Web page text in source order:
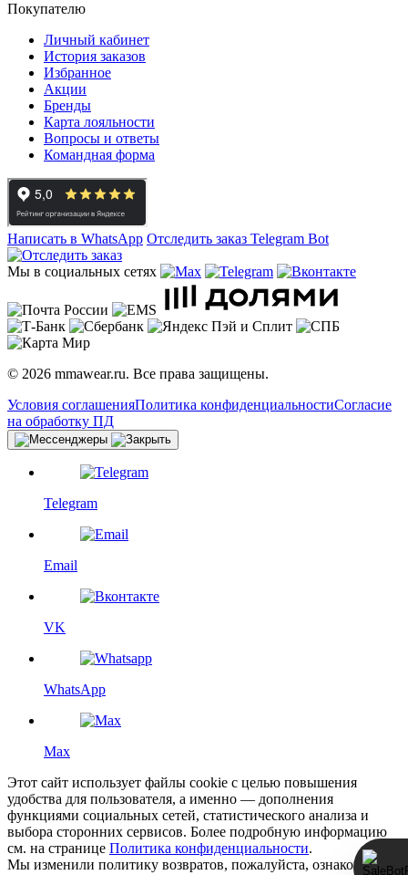
Покупателю
Личный кабинет
История заказов
Избранное
Акции
Бренды
Карта лояльности
Вопросы и ответы
Командная форма
Написать в WhatsApp Отследить заказ Telegram Bot
Мы в социальных сетях
© 2026 mmawear.ru. Все права защищены.
Условия соглашенияПолитика конфиденциальностиСогласие
на обработку ПД
Telegram
Email
VK
WhatsApp
Max
Этот сайт использует файлы cookie с целью повышения
удобства для пользователя, а именно — дополнения
функциями социальных сетей, статистического анализа и
выбора сторонних сервисов. Более подробную информацию
см. на странице Политика конфиденциальности.
Мы изменили политику возвратов, пожалуйста, ознакомьтесь